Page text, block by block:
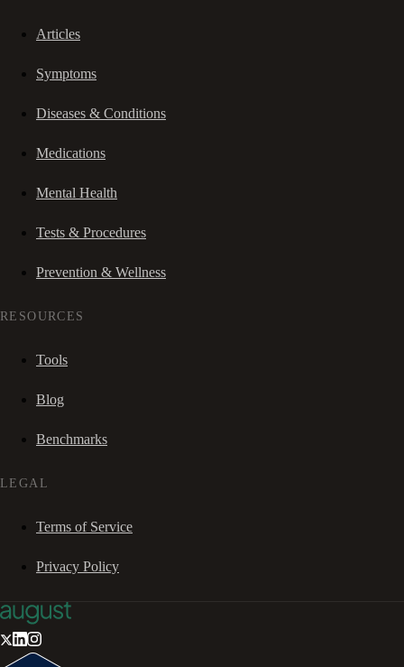
Articles
Symptoms
Diseases & Conditions
Medications
Mental Health
Tests & Procedures
Prevention & Wellness
RESOURCES
Tools
Blog
Benchmarks
LEGAL
Terms of Service
Privacy Policy